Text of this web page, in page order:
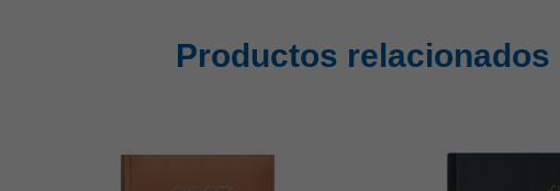
Productos relacionados